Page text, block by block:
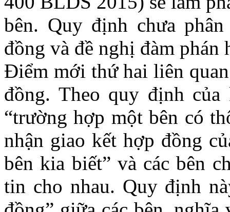
bên. Quy định chưa
đồng và đề nghị đàm phán
Điểm mới thứ hai liên
đồng. Theo quy định
“trường hợp một bên có
nhận giao kết hợp đồng
bên kia biết” và các bên
tin cho nhau. Quy định